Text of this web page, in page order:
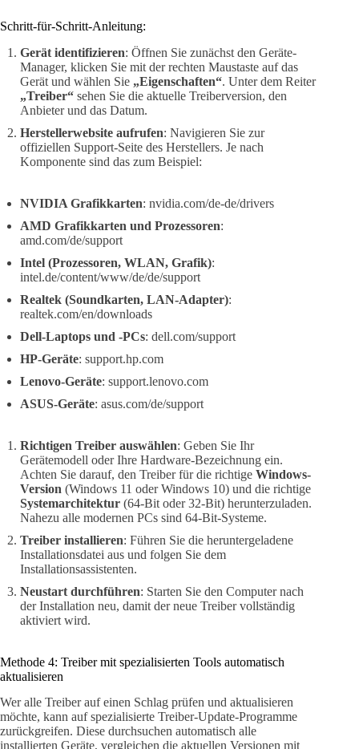
Schritt-für-Schritt-Anleitung:
Gerät identifizieren: Öffnen Sie zunächst den Geräte-
Manager, klicken Sie mit der rechten Maustaste auf das
Gerät und wählen Sie „Eigenschaften“. Unter dem Reiter
„Treiber“ sehen Sie die aktuelle Treiberversion, den
Anbieter und das Datum.
Herstellerwebsite aufrufen: Navigieren Sie zur
offiziellen Support-Seite des Herstellers. Je nach
Komponente sind das zum Beispiel:
NVIDIA Grafikkarten: nvidia.com/de-de/drivers
AMD Grafikkarten und Prozessoren:
amd.com/de/support
Intel (Prozessoren, WLAN, Grafik):
intel.de/content/www/de/de/support
Realtek (Soundkarten, LAN-Adapter):
realtek.com/en/downloads
Dell-Laptops und -PCs: dell.com/support
HP-Geräte: support.hp.com
Lenovo-Geräte: support.lenovo.com
ASUS-Geräte: asus.com/de/support
Richtigen Treiber auswählen: Geben Sie Ihr
Gerätemodell oder Ihre Hardware-Bezeichnung ein.
Achten Sie darauf, den Treiber für die richtige Windows-
Version (Windows 11 oder Windows 10) und die richtige
Systemarchitektur (64-Bit oder 32-Bit) herunterzuladen.
Nahezu alle modernen PCs sind 64-Bit-Systeme.
Treiber installieren: Führen Sie die heruntergeladene
Installationsdatei aus und folgen Sie dem
Installationsassistenten.
Neustart durchführen: Starten Sie den Computer nach
der Installation neu, damit der neue Treiber vollständig
aktiviert wird.
Methode 4: Treiber mit spezialisierten Tools automatisch
aktualisieren
Wer alle Treiber auf einen Schlag prüfen und aktualisieren
möchte, kann auf spezialisierte Treiber-Update-Programme
zurückgreifen. Diese durchsuchen automatisch alle
installierten Geräte, vergleichen die aktuellen Versionen mit